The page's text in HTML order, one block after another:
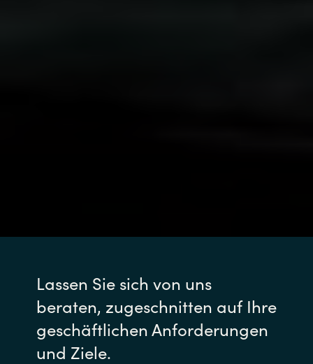
Lassen Sie sich von uns
beraten, zugeschnitten auf Ihre
geschäftlichen Anforderungen
und Ziele.